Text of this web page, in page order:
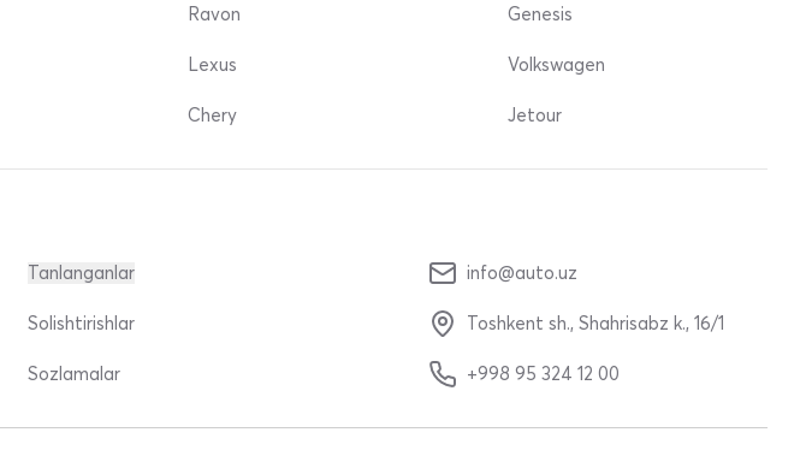
Ravon
Lexus
Chery
Genesis
Volkswagen
Jetour
Tanlanganlar
Solishtirishlar
Sozlamalar
info@auto.uz
Toshkent sh., Shahrisabz k., 16/1
+998 95 324 12 00